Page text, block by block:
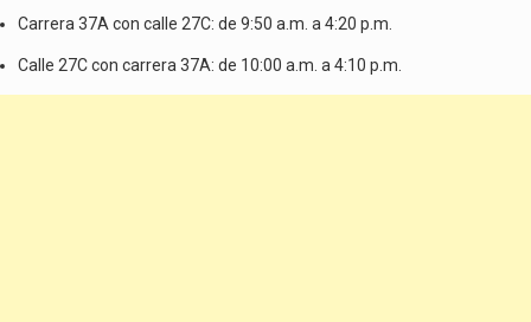
Carrera 37A con calle 27C: de 9:50 a.m. a 4:20 p.m.
Calle 27C con carrera 37A: de 10:00 a.m. a 4:10 p.m.